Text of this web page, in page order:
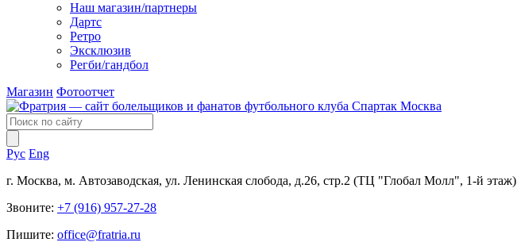
Наш магазин/партнеры
Дартс
Ретро
Эксклюзив
Регби/гандбол
Магазин Фотоотчет
Рус Eng
г. Москва, м. Автозаводская, ул. Ленинская слобода, д.26, стр.2 (ТЦ "Глобал Молл", 1-й этаж)
Звоните: +7 (916) 957-27-28
Пишите: office@fratria.ru